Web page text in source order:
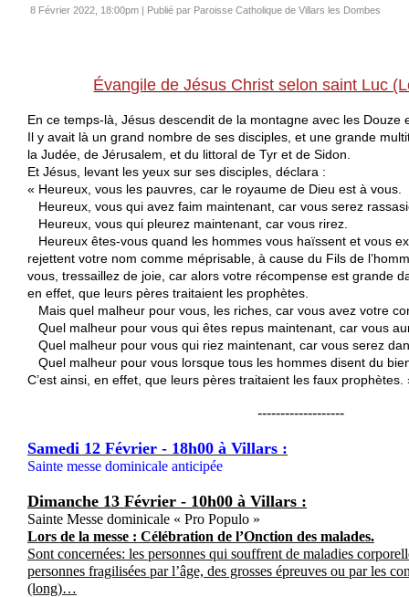
8 Février 2022, 18:00pm | Publié par Paroisse Catholique de Villars les Dombes
Évangile de Jésus Christ selon saint Luc
En ce temps-là, Jésus descendit de la montagne avec les Douze
Il y avait là un grand nombre de ses disciples, et une grande
la Judée, de Jérusalem, et du littoral de Tyr et de Sidon.
Et Jésus, levant les yeux sur ses disciples, déclara :
« Heureux, vous les pauvres, car le royaume de Dieu est à vous.
Heureux, vous qui avez faim maintenant, car vous serez
Heureux, vous qui pleurez maintenant, car vous rirez.
Heureux êtes-vous quand les hommes vous haïssent et vous
rejettent votre nom comme méprisable, à cause du Fils de
vous, tressaillez de joie, car alors votre récompense est grande
en effet, que leurs pères traitaient les prophètes.
Mais quel malheur pour vous, les riches, car vous avez votre
Quel malheur pour vous qui êtes repus maintenant, car vous
Quel malheur pour vous qui riez maintenant, car vous serez
Quel malheur pour vous lorsque tous les hommes disent du
C’est ainsi, en effet, que leurs pères traitaient les faux prophètes.
-------------------
Samedi 12 Février - 18h00 à Villars :
Sainte messe dominicale anticipée
Dimanche 13 Février - 10h00 à Villars :
Sainte Messe dominicale « Pro Populo »
Lors de la messe : Célébration de l’Onction des malades.
Sont concernées: les personnes qui souffrent de maladies
personnes fragilisées par l’âge, des grosses épreuves ou par les
(long)…